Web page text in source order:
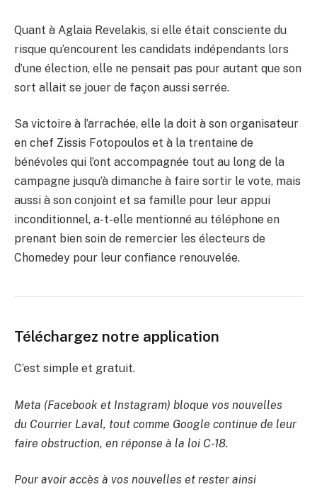
Quant à Aglaia Revelakis, si elle était consciente du
risque qu’encourent les candidats indépendants lors
d’une élection, elle ne pensait pas pour autant que son
sort allait se jouer de façon aussi serrée.
Sa victoire à l’arrachée, elle la doit à son organisateur
en chef Zissis Fotopoulos et à la trentaine de
bénévoles qui l’ont accompagnée tout au long de la
campagne jusqu’à dimanche à faire sortir le vote, mais
aussi à son conjoint et sa famille pour leur appui
inconditionnel, a-t-elle mentionné au téléphone en
prenant bien soin de remercier les électeurs de
Chomedey pour leur confiance renouvelée.
Téléchargez notre application
C’est simple et gratuit.
Meta (Facebook et Instagram) bloque vos nouvelles
du Courrier Laval, tout comme Google continue de leur
faire obstruction, en réponse à la loi C-18.
Pour avoir accès à vos nouvelles et rester ainsi